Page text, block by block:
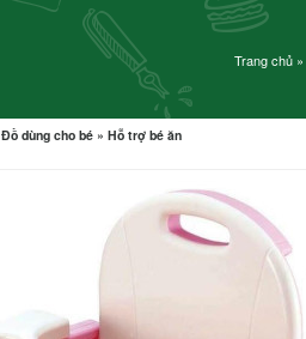
Trang chủ»
Đồ dùng cho bé » Hỗ trợ bé ăn